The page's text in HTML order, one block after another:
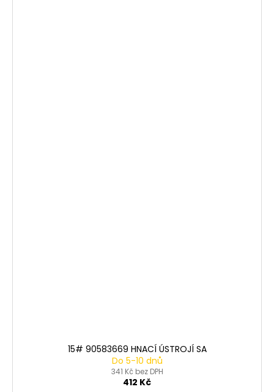
15# 90583669 HNACÍ ÚSTROJÍ SA
Do 5-10 dnů
341 Kč bez DPH
412 Kč